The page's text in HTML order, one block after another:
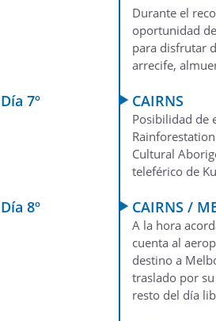
Durante el
oportunidad
para disfrutar
arrecife,
Día 7º CAIRNS
Posibilidad de
Cultural
teleférico de
Día 8º CAIRNS /
A la hora
cuenta al
destino a
traslado por
resto del día